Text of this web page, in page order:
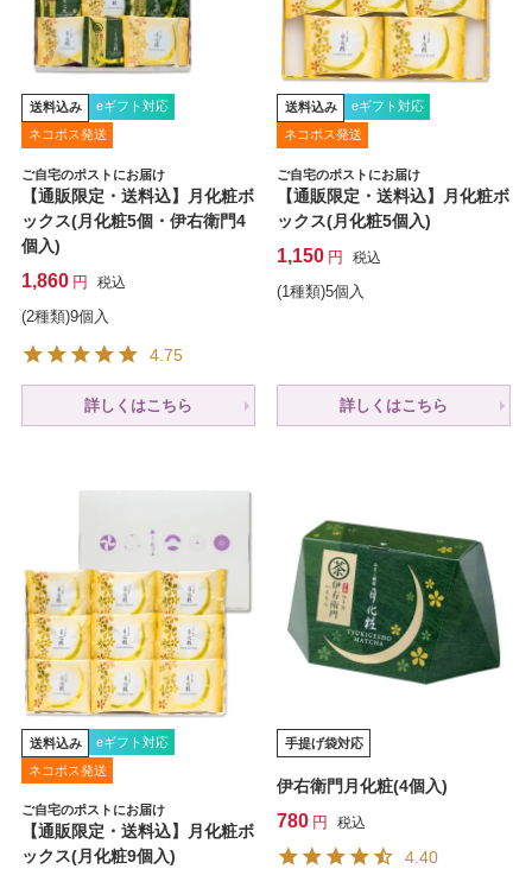
送料込み eギフト対応
ネコポス発送
ご自宅のポストにお届け
【通販限定・送料込】月化粧ボ
ックス(月化粧5個・伊右衛門4
個入)
1,860 税込
(2種類)9個入
4.75
詳しくはこちら
送料込み eギフト対応
ネコポス発送
ご自宅のポストにお届け
【通販限定・送料込】月化粧ボ
ックス(月化粧5個入)
1,150 税込
(1種類)5個入
詳しくはこちら
送料込み eギフト対応
ネコポス発送
ご自宅のポストにお届け
【通販限定・送料込】月化粧ボ
ックス(月化粧9個入)
手提げ袋対応
伊右衛門月化粧(4個入)
780 税込
4.40